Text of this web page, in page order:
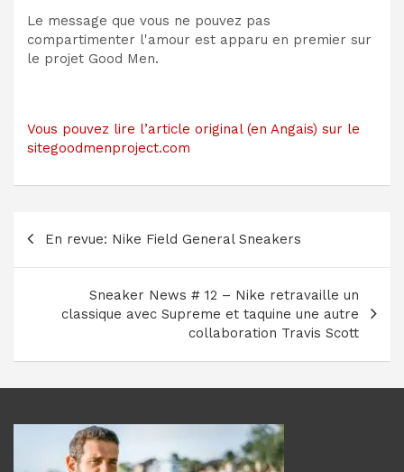
Le message que vous ne pouvez pas
compartimenter l'amour est apparu en premier sur
le projet Good Men.
Vous pouvez lire l’article original (en Angais) sur le
sitegoodmenproject.com
de
l’article
En revue: Nike Field General Sneakers
Sneaker News # 12 – Nike retravaille un
classique avec Supreme et taquine une autre
collaboration Travis Scott